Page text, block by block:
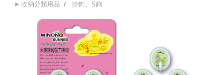
➤ 收納分類用品 /掛鉤、S鉤